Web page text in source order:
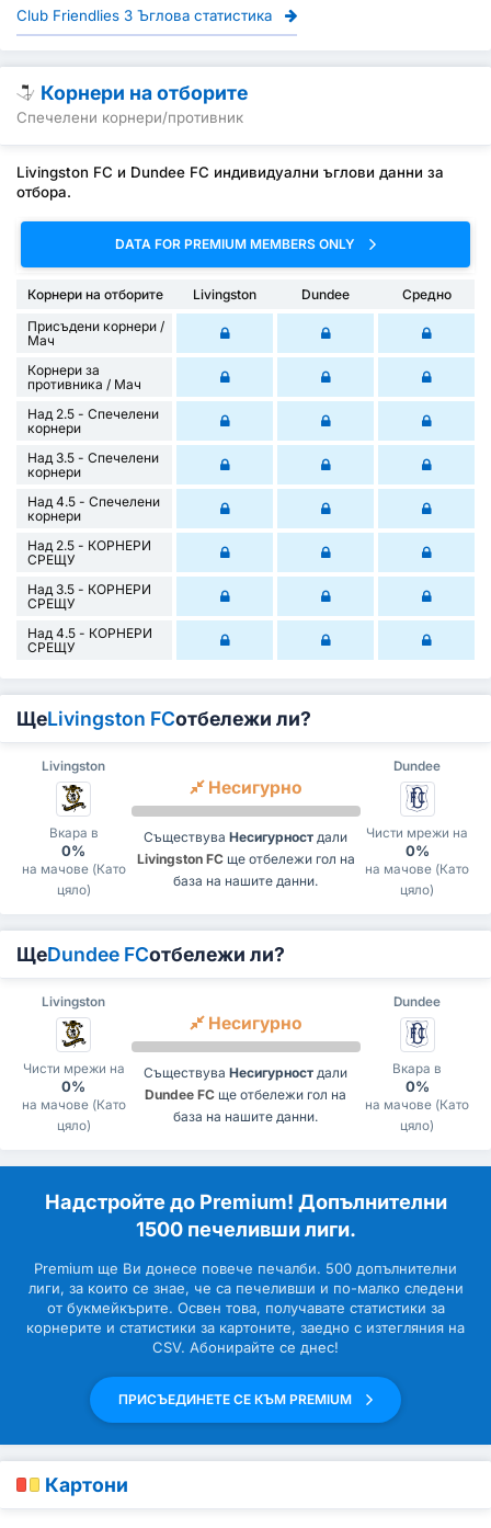
Club Friendlies 3 Ъглова статистика
Корнери на отборите
Спечелени корнери/противник
Livingston FC и Dundee FC индивидуални ъглови данни за
отбора.
DATA FOR PREMIUM MEMBERS ONLY
Корнери на отборите Livingston Dundee
Средно
Присъдени корнери /
Mач
Корнери за
противника / Мач
Над 2.5 - Спечелени
корнери
Над 3.5 - Спечелени
корнери
Над 4.5 - Спечелени
корнери
Над 2.5 - КОРНЕРИ
СРЕЩУ
Над 3.5 - КОРНЕРИ
СРЕЩУ
Над 4.5 - КОРНЕРИ
СРЕЩУ
ЩеLivingston FCотбележи ли?
Livingston Dundee
Вкара в
0%
на мачове (Като
цяло)
Несигурно
Съществува Несигурност дали
Livingston FCще отбележи гол на
база на нашите данни.
Чисти мрежи на
0%
на мачове (Като
цяло)
ЩеDundee FCотбележи ли?
Livingston Dundee
Чисти мрежи на
0%
на мачове (Като
цяло)
Несигурно
Съществува Несигурност дали
Dundee FC ще отбележи гол на
база на нашите данни.
Вкара в
0%
на мачове (Като
цяло)
Надстройте до Premium! Допълнителни
1500 печеливши лиги.
Premium ще Ви донесе повече печалби. 500 допълнителни
лиги, за които се знае, че са печеливши и по-малко следени
от букмейкърите. Освен това, получавате статистики за
корнерите и статистики за картоните, заедно с изтегляния на
CSV. Абонирайте се днес!
ПРИСЪЕДИНЕТЕ СЕ КЪМ PREMIUM
Картони